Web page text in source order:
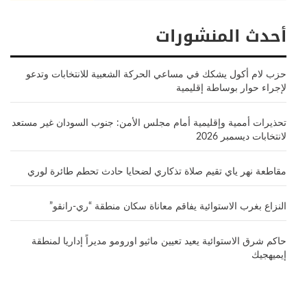
أحدث المنشورات
حزب لام أكول يشكك في مساعي الحركة الشعبية للانتخابات وتدعو
لإجراء حوار بوساطة إقليمية
تحذيرات أممية وإقليمية أمام مجلس الأمن: جنوب السودان غير مستعد
لانتخابات ديسمبر 2026
مقاطعة نهر ياي تقيم صلاة تذكاري لضحايا حادث تحطم طائرة لوري
النزاع بغرب الاستوائية يفاقم معاناة سكان منطقة “ري-رانقو”
حاكم شرق الاستوائية يعيد تعيين ماثيو اورومو مديراً إداريا لمنطقة
إيميهجيك